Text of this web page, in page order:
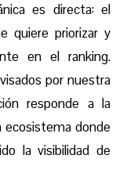
es directa: el
quiere priorizar y
en el ranking.
por nuestra
responde a la
ecosistema donde
la visibilidad de